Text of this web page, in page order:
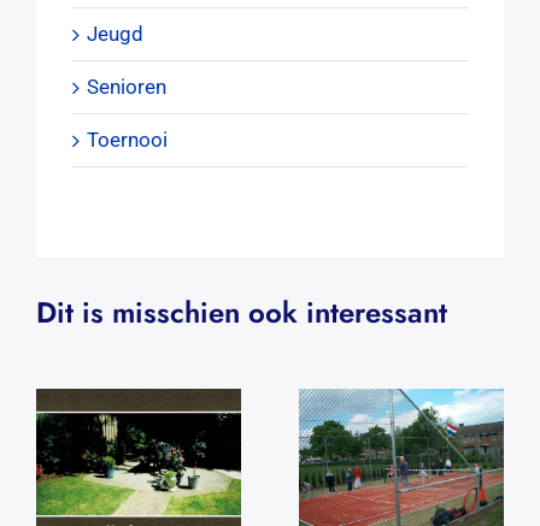
Jeugd
Senioren
Toernooi
Dit is misschien ook interessant